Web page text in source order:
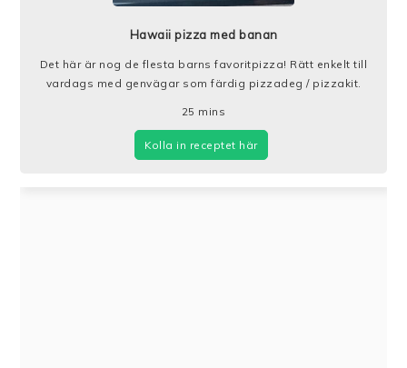
Hawaii pizza med banan
Det här är nog de flesta barns favoritpizza! Rätt enkelt till
vardags med genvägar som färdig pizzadeg / pizzakit.
25 mins
Kolla in receptet här